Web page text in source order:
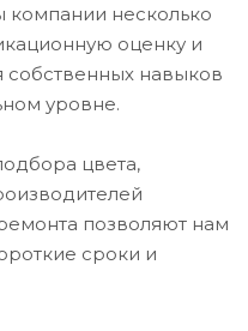
компании несколько
оценку и
навыков
уровне.
цвета,
позволяют нам
сроки и